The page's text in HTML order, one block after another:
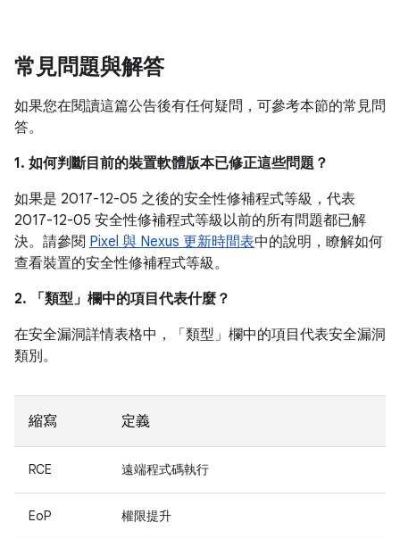
常見問題與解答
如果您在閱讀這篇公告後有任何疑問，可參考本節的常見問
答。
1. 如何判斷目前的裝置軟體版本已修正這些問題？
如果是 2017-12-05 之後的安全性修補程式等級，代表
2017-12-05 安全性修補程式等級以前的所有問題都已解
決。請參閱 Pixel 與 Nexus 更新時間表中的說明，瞭解如何
查看裝置的安全性修補程式等級。
2. 「類型」 欄中的項目代表什麼？
在安全漏洞詳情表格中，「類型」 欄中的項目代表安全漏洞
類別。
縮寫 定義
RCE 遠端程式碼執行
EoP 權限提升